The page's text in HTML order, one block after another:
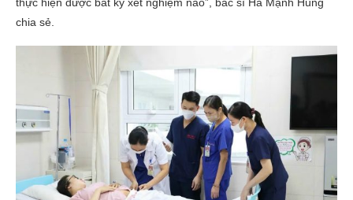
chia sẻ.